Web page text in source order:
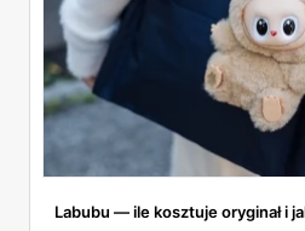
Labubu — ile kosztuje oryginał i